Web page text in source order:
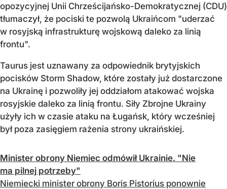
opozycyjnej Unii Chrześcijańsko-Demokratycznej (CDU)
tłumaczył, że pociski te pozwolą Ukraińcom "uderzać
w rosyjską infrastrukturę wojskową daleko za linią
frontu".
Taurus jest uznawany za odpowiednik brytyjskich
pocisków Storm Shadow, które zostały już dostarczone
na Ukrainę i pozwoliły jej oddziałom atakować wojska
rosyjskie daleko za linią frontu. Siły Zbrojne Ukrainy
użyły ich w czasie ataku na Ługańsk, który wcześniej
był poza zasięgiem rażenia strony ukraińskiej.
Minister obrony Niemiec odmówił Ukrainie. "Nie
ma pilnej potrzeby"
Niemiecki minister obrony Boris Pistorius ponownie